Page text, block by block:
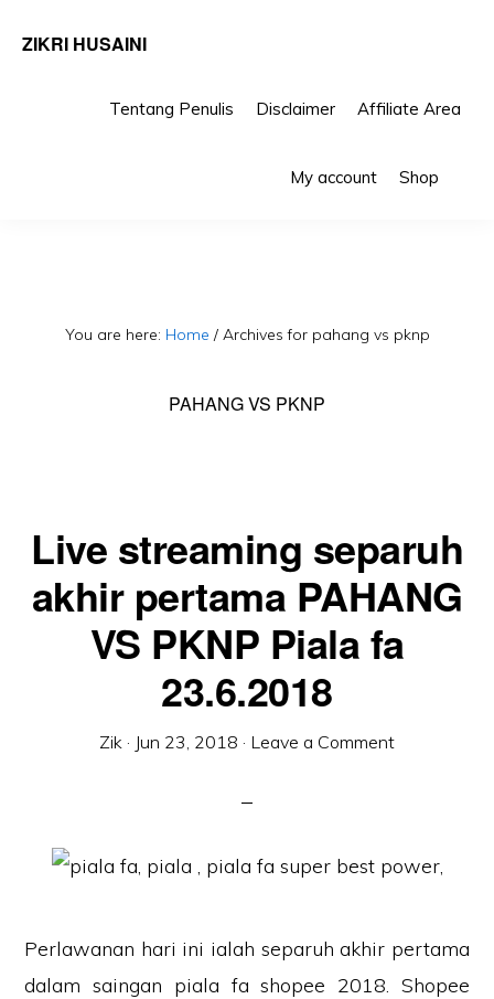
ZIKRI HUSAINI
Tentang Penulis Disclaimer Affiliate Area
My account Shop
You are here: Home /Archives for pahang vs pknp
PAHANG VS PKNP
Live streaming separuh
akhir pertama PAHANG
VS PKNP Piala fa
23.6.2018
Zik · Jun 23, 2018 · Leave a Comment
Perlawanan hari ini ialah separuh akhir pertama
dalam saingan piala fa shopee 2018. Shopee